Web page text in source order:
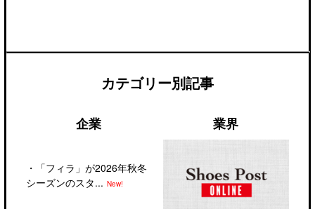
カテゴリー別記事
企業
・
「フィラ」が2026年秋冬
シーズンのスタ... New!
業界